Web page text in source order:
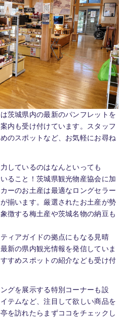
茨城県内の最新のパンフレットを
内も受け付けています。スタッフ
のスポットなど、お気軽にお尋ね
しているのはなんといっても
ること！茨城県観光物産協会に加
ーのお土産は最適なロングセラー
揃います。厳選されたお土産が勢
徴する梅土産や茨城名物の納豆も
ィアガイドの拠点にもなる見晴
新の県内観光情報を発信していま
すめスポットの紹介なども受け付
グを展示する特別コーナーも設
テムなど、注目して欲しい商品を
を訪れたらまずココをチェックし